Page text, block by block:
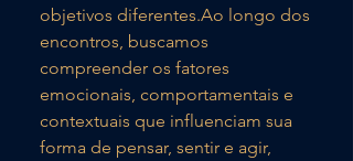
objetivos diferentes.Ao longo dos
encontros, buscamos
compreender os fatores
emocionais, comportamentais e
contextuais que influenciam sua
forma de pensar, sentir e agir,